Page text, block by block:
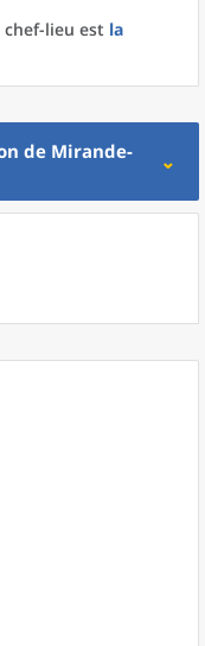
lieu est la
de Mirande-